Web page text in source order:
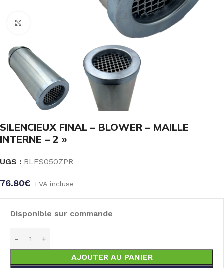
SILENCIEUX FINAL – BLOWER – MAILLE
INTERNE – 2 »
UGS : BLFS050ZPR
76.80€ TVA incluse
Disponible sur commande
AJOUTER AU PANIER